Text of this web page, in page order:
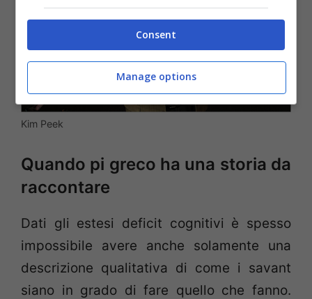
Kim Peek
Quando pi greco ha una storia da
raccontare
Dati gli estesi deficit cognitivi è spesso
impossibile avere anche solamente una
descrizione qualitativa di come i savant
siano in grado di fare quello che fanno.
Consent
Manage options